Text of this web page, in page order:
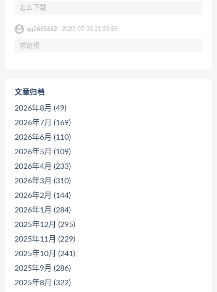
怎么下载
qq2665662 2023-07-30 21:23:56
求链接
文章归档
2026年8月 (49)
2026年7月 (169)
2026年6月 (110)
2026年5月 (109)
2026年4月 (233)
2026年3月 (310)
2026年2月 (144)
2026年1月 (284)
2025年12月 (295)
2025年11月 (229)
2025年10月 (241)
2025年9月 (286)
2025年8月 (322)